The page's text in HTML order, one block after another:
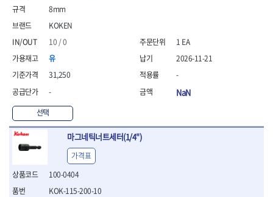
- 케이블커터
- 바이스플라이어
- 옵셋렌치
- 공구함세트
- 콤비네이션렌치
- 라쳇콤비네이션렌치
- 라쳇옵셋렌치
- 콤비네이션렌치세트
- 플레어너트렌치
- 양구스패너세트
- 옵셋렌치세트
- 라쳇콤비네이션렌치세
KOKEN
10 / 0
유
31,250
-
선택
8mm
1 EA
2026-11-21
-
NaN
마그네틱너트세터(1/4")
100-0404
KOK-115-200-10
가격표